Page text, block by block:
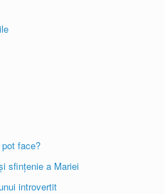
face?
sfințenie a Mariei
introvertit